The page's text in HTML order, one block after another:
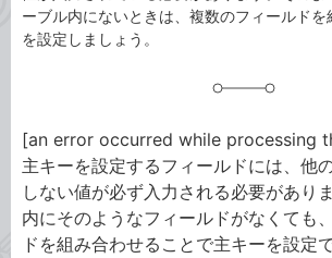
ーブル内にないときは、複数のフィールド
を設定しましょう。
[an error occurred while processing
主キーを設定するフィールドには、他
しない値が必ず入力される必要があり
内にそのようなフィールドがなくても
ドを組み合わせることで主キーを設定